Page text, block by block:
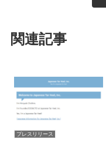
関連記事
プレスリリース